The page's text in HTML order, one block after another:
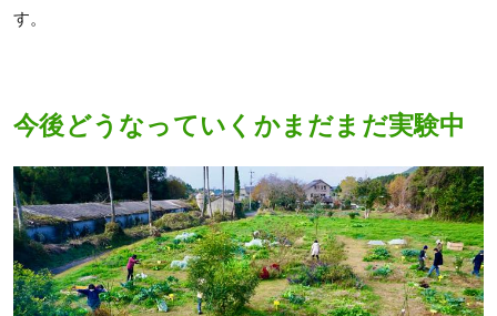
す。
今後どうなっていくかまだまだ実験中